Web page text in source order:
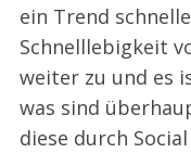
ein Trend
Schnelllebigkeit
weiter zu und es
was sind
diese durch